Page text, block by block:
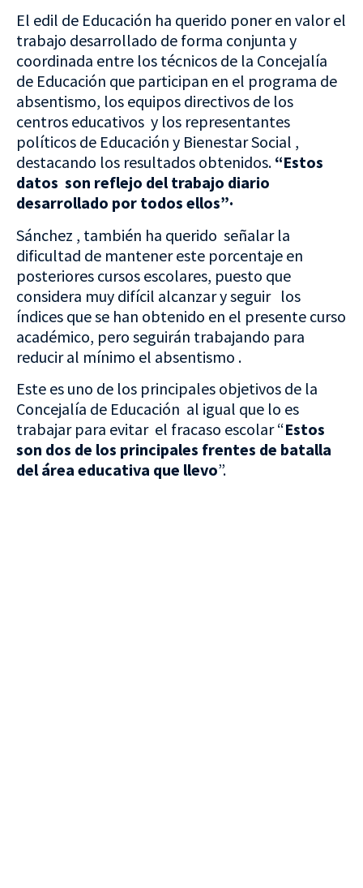
El edil de Educación ha querido poner en valor el
trabajo desarrollado de forma conjunta y
coordinada entre los técnicos de la Concejalía
de Educación que participan en el programa de
absentismo, los equipos directivos de los
centros educativos y los representantes
políticos de Educación y Bienestar Social ,
destacando los resultados obtenidos. “Estos
datos son reflejo del trabajo diario
desarrollado por todos ellos”·
Sánchez , también ha querido señalar la
dificultad de mantener este porcentaje en
posteriores cursos escolares, puesto que
considera muy difícil alcanzar y seguir los
índices que se han obtenido en el presente curso
académico, pero seguirán trabajando para
reducir al mínimo el absentismo .
Este es uno de los principales objetivos de la
Concejalía de Educación al igual que lo es
trabajar para evitar el fracaso escolar “Estos
son dos de los principales frentes de batalla
del área educativa que llevo”.